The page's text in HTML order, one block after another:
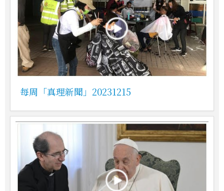
每周「真理新聞」20231215